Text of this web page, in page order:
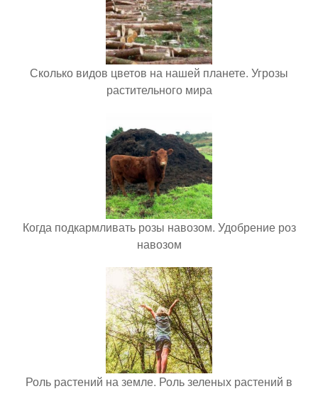
Сколько видов цветов на нашей планете. Угрозы
растительного мира
Когда подкармливать розы навозом. Удобрение роз
навозом
Роль растений на земле. Роль зеленых растений в